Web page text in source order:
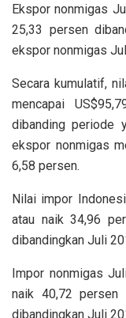
Ekspor nonmigas
25,33 persen
ekspor nonmigas
Secara kumulatif,
mencapai
dibanding periode
ekspor nonmigas
6,58 persen.
Nilai impor
atau naik 34,96
dibandingkan Juli
Impor nonmigas
naik 40,72 persen
dibandingkan Juli